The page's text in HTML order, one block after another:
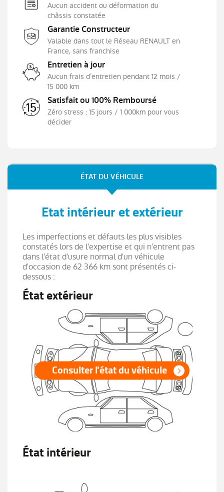
Aucun accident ou déformation du
châssis constatée
Garantie Constructeur
Valable dans tout le Réseau RENAULT en
France, sans franchise
Entretien à jour
Aucun frais d’entretien pendant 12 mois /
15 000 km
Satisfait ou 100% Remboursé
Zéro stress : 15 jours / 1 000km pour vous
décider
ÉTAT DU VÉHICULE
Etat intérieur et extérieur
Les imperfections et défauts les plus visibles
constatés lors de l'expertise et qui n'entrent pas
dans l'état d'usure normal d'un véhicule
d'occasion de 62 366 km sont présentés ci-
dessous :
État extérieur
Consulter l'état du véhicule
État intérieur